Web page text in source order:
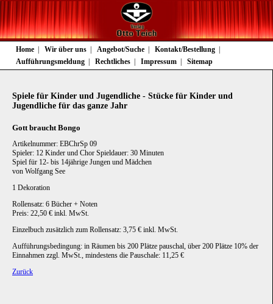
Navigation
überspringen
Home Wir über uns Angebot/Suche
Kontakt/Bestellung
Aufführungsmeldung
Rechtliches Impressum Sitemap
Spiele für Kinder und Jugendliche - Stücke für Kinder und
Jugendliche für das ganze Jahr
Gott braucht Bongo
Artikelnummer: EBChrSp 09
Spieler: 12 Kinder und Chor Spieldauer: 30 Minuten
Spiel für 12- bis 14jährige Jungen und Mädchen
von Wolfgang See
1 Dekoration
Rollensatz: 6 Bücher + Noten
Preis: 22,50 € inkl. MwSt.
Einzelbuch zusätzlich zum Rollensatz: 3,75 € inkl. MwSt.
Aufführungsbedingung: in Räumen bis 200 Plätze pauschal, über 200 Plätze 10% der
Einnahmen zzgl. MwSt., mindestens die Pauschale: 11,25 €
Zurück